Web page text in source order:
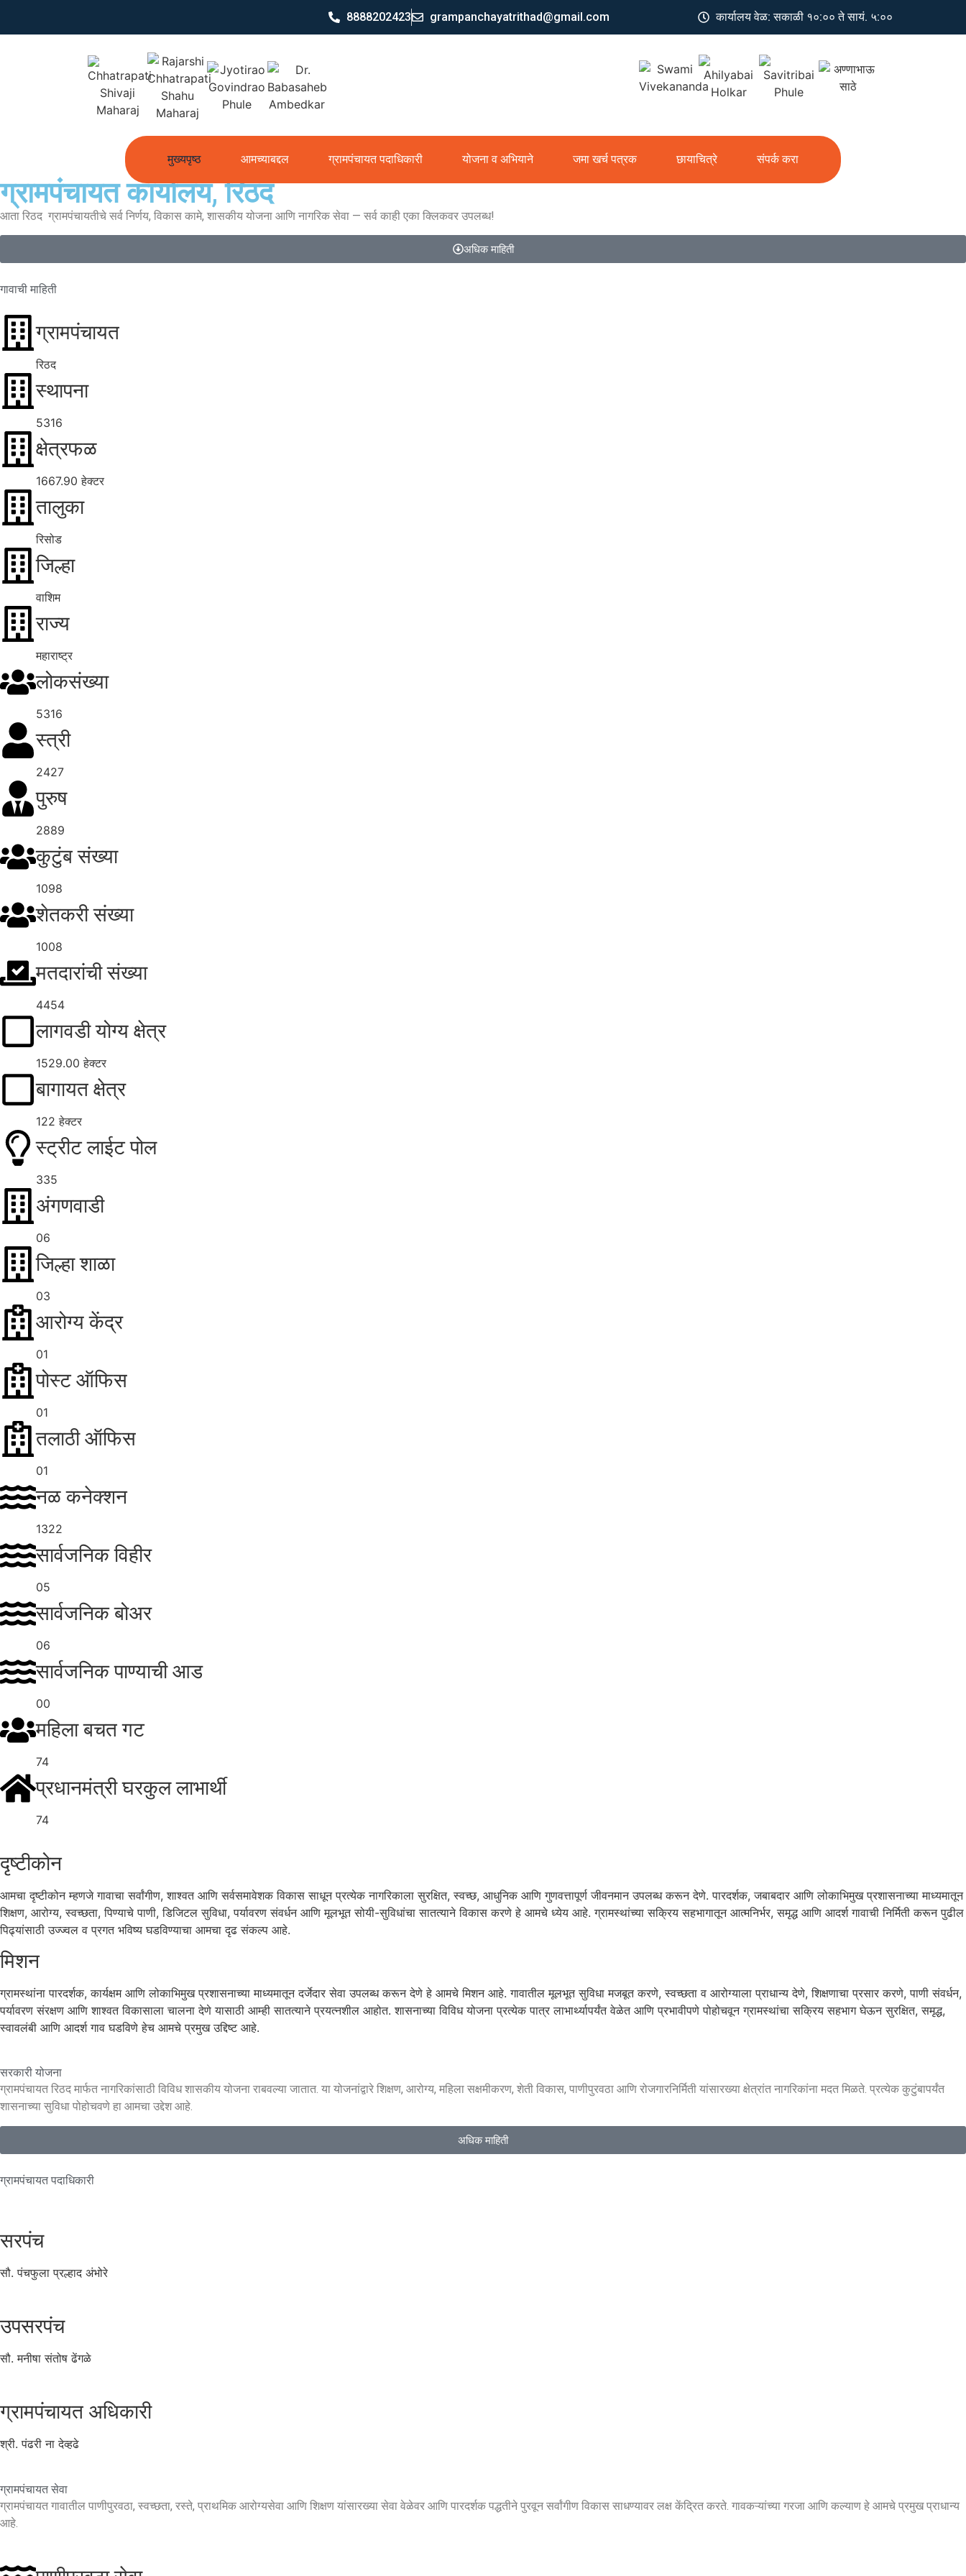
8888202423 grampanchayatrithad@gmail.com कार्यालय वेळ: सकाळी १०:०० ते सायं. ५:००
मुख्यपृष्ठ आमच्याबद्दल ग्रामपंचायत पदाधिकारी योजना व अभियाने जमा खर्च पत्रक छायाचित्रे संपर्क करा
ग्रामपंचायत कार्यालय, रिठद
आता रिठद ग्रामपंचायतीचे सर्व निर्णय, विकास कामे, शासकीय योजना आणि नागरिक सेवा — सर्व काही एका क्लिकवर उपलब्ध!
अधिक माहिती
गावाची माहिती
ग्रामपंचायत
रिठद
स्थापना
5316
क्षेत्रफळ
1667.90 हेक्टर
तालुका
रिसोड
जिल्हा
वाशिम
राज्य
महाराष्ट्र
लोकसंख्या
5316
स्त्री
2427
पुरुष
2889
कुटुंब संख्या
1098
शेतकरी संख्या
1008
मतदारांची संख्या
4454
लागवडी योग्य क्षेत्र
1529.00 हेक्टर
बागायत क्षेत्र
122 हेक्टर
स्ट्रीट लाईट पोल
335
अंगणवाडी
06
जिल्हा शाळा
03
आरोग्य केंद्र
01
पोस्ट ऑफिस
01
तलाठी ऑफिस
01
नळ कनेक्शन
1322
सार्वजनिक विहीर
05
सार्वजनिक बोअर
06
सार्वजनिक पाण्याची आड
00
महिला बचत गट
74
प्रधानमंत्री घरकुल लाभार्थी
74
दृष्टीकोन
आमचा दृष्टीकोन म्हणजे गावाचा सर्वांगीण, शाश्वत आणि सर्वसमावेशक विकास साधून प्रत्येक नागरिकाला सुरक्षित, स्वच्छ, आधुनिक आणि गुणवत्तापूर्ण जीवनमान उपलब्ध करून देणे. पारदर्शक, जबाबदार आणि लोकाभिमुख प्रशासनाच्या माध्यमातून
शिक्षण, आरोग्य, स्वच्छता, पिण्याचे पाणी, डिजिटल सुविधा, पर्यावरण संवर्धन आणि मूलभूत सोयी-सुविधांचा सातत्याने विकास करणे हे आमचे ध्येय आहे. ग्रामस्थांच्या सक्रिय सहभागातून आत्मनिर्भर, समृद्ध आणि आदर्श गावाची निर्मिती करून पुढील
पिढ्यांसाठी उज्ज्वल व प्रगत भविष्य घडविण्याचा आमचा दृढ संकल्प आहे.
मिशन
ग्रामस्थांना पारदर्शक, कार्यक्षम आणि लोकाभिमुख प्रशासनाच्या माध्यमातून दर्जेदार सेवा उपलब्ध करून देणे हे आमचे मिशन आहे. गावातील मूलभूत सुविधा मजबूत करणे, स्वच्छता व आरोग्याला प्राधान्य देणे, शिक्षणाचा प्रसार करणे, पाणी संवर्धन,
पर्यावरण संरक्षण आणि शाश्वत विकासाला चालना देणे यासाठी आम्ही सातत्याने प्रयत्नशील आहोत. शासनाच्या विविध योजना प्रत्येक पात्र लाभार्थ्यापर्यंत वेळेत आणि प्रभावीपणे पोहोचवून ग्रामस्थांचा सक्रिय सहभाग घेऊन सुरक्षित, समृद्ध,
स्वावलंबी आणि आदर्श गाव घडविणे हेच आमचे प्रमुख उद्दिष्ट आहे.
सरकारी योजना
ग्रामपंचायत रिठद मार्फत नागरिकांसाठी विविध शासकीय योजना राबवल्या जातात. या योजनांद्वारे शिक्षण, आरोग्य, महिला सक्षमीकरण, शेती विकास, पाणीपुरवठा आणि रोजगारनिर्मिती यांसारख्या क्षेत्रांत नागरिकांना मदत मिळते. प्रत्येक कुटुंबापर्यंत
शासनाच्या सुविधा पोहोचवणे हा आमचा उद्देश आहे.
अधिक माहिती
ग्रामपंचायत पदाधिकारी
सरपंच
सौ. पंचफुला प्रल्हाद अंभोरे
उपसरपंच
सौ. मनीषा संतोष ढेंगळे
ग्रामपंचायत अधिकारी
श्री. पंढरी ना देव्हढे
ग्रामपंचायत सेवा
ग्रामपंचायत गावातील पाणीपुरवठा, स्वच्छता, रस्ते, प्राथमिक आरोग्यसेवा आणि शिक्षण यांसारख्या सेवा वेळेवर आणि पारदर्शक पद्धतीने पुरवून सर्वांगीण विकास साधण्यावर लक्ष केंद्रित करते. गावकऱ्यांच्या गरजा आणि कल्याण हे आमचे प्रमुख प्राधान्य
आहे.